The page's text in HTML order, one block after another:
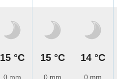
15 °C
0 mm
15 °C
0 mm
14 °C
0 mm